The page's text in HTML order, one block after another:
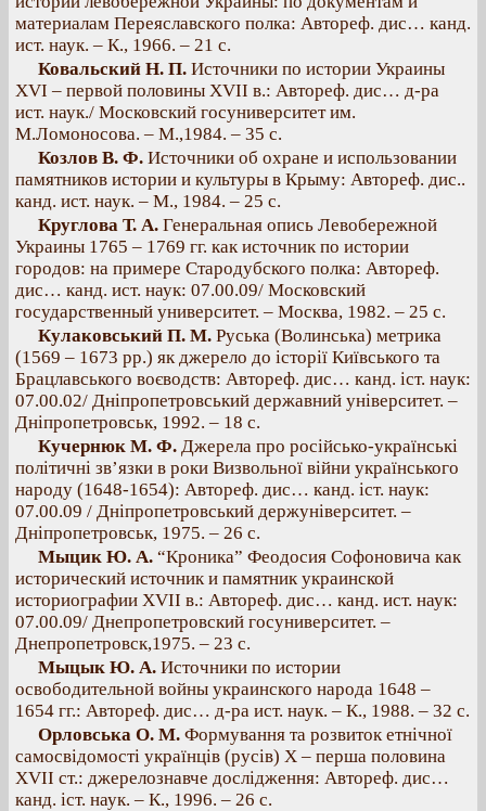
материалам Переяславского полка: Автореф. дис… канд.
ист. наук. – К., 1966. – 21 с.
Ковальский Н. П. Источники по истории Украины
XVI – первой половины XVII в.: Автореф. дис… д-ра
ист. наук./ Московский госуниверситет им.
М.Ломоносова. – М.,1984. – 35 с.
Козлов В. Ф. Источники об охране и использовании
памятников истории и культуры в Крыму: Автореф. дис..
канд. ист. наук. – М., 1984. – 25 с.
Круглова Т. А. Генеральная опись Левобережной
Украины 1765 – 1769 гг. как источник по истории
городов: на примере Стародубского полка: Автореф.
дис… канд. ист. наук: 07.00.09/ Московский
государственный университет. – Москва, 1982. – 25 с.
Кулаковський П. М. Руська (Волинська) метрика
(1569 – 1673 рр.) як джерело до історії Київського та
Брацлавського воєводств: Автореф. дис… канд. іст. наук:
07.00.02/ Дніпропетровський державний університет. –
Дніпропетровськ, 1992. – 18 с.
Кучернюк М. Ф. Джерела про російсько-українські
політичні зв’язки в роки Визвольної війни українського
народу (1648-1654): Автореф. дис… канд. іст. наук:
07.00.09 / Дніпропетровський держуніверситет. –
Дніпропетровськ, 1975. – 26 с.
Мыцик Ю. А. “Кроника” Феодосия Софоновича как
исторический источник и памятник украинской
историографии XVII в.: Автореф. дис… канд. ист. наук:
07.00.09/ Днепропетровский госуниверситет. –
Днепропетровск,1975. – 23 с.
Мыцык Ю. А. Источники по истории
освободительной войны украинского народа 1648 –
1654 гг.: Автореф. дис… д-ра ист. наук. – К., 1988. – 32 с.
Орловська О. М. Формування та розвиток етнічної
самосвідомості українців (русів) Х – перша половина
XVII ст.: джерелознавче дослідження: Автореф. дис…
канд. іст. наук. – К., 1996. – 26 с.